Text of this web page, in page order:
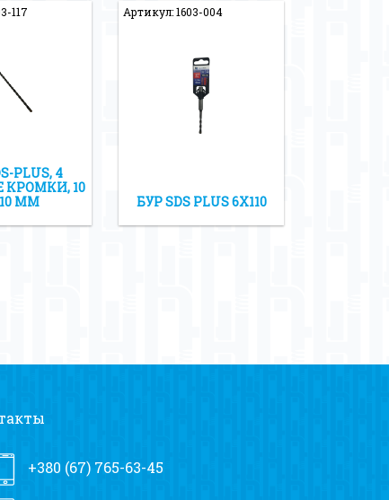
117
PLUS, 4
10
ММ
Артикул: 1603-004
БУР SDS PLUS 6Х110
+380 (67) 765-63-45